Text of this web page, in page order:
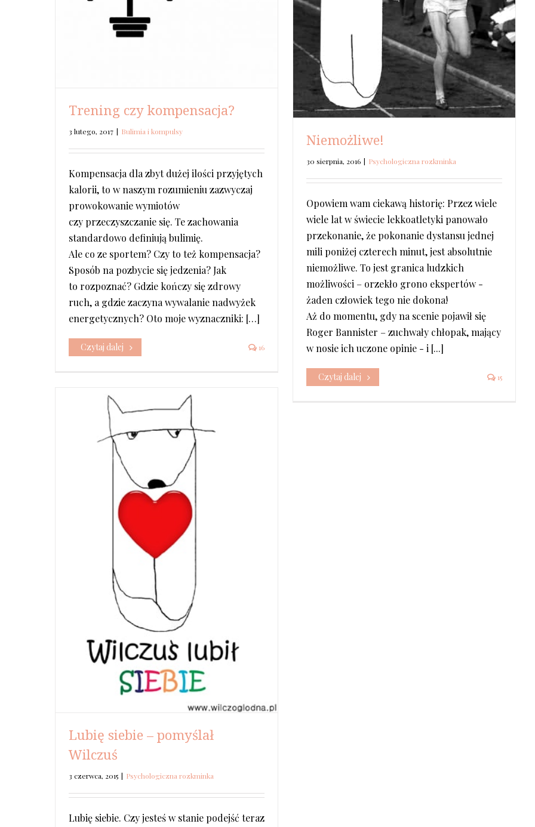
Trening czy kompensacja?
3 lutego, 2017 | Bulimia i kompulsy
Kompensacja dla zbyt dużej ilości przyjętych
kalorii, to w naszym rozumieniu zazwyczaj
prowokowanie wymiotów
czy przeczyszczanie się. Te zachowania
standardowo definiują bulimię.
Ale co ze sportem? Czy to też kompensacja?
Sposób na pozbycie się jedzenia? Jak
to rozpoznać? Gdzie kończy się zdrowy
ruch, a gdzie zaczyna wywalanie nadwyżek
energetycznych? Oto moje wyznaczniki: […]
Czytaj dalej 16
Niemożliwe!
30 sierpnia, 2016 | Psychologiczna rozkminka
Opowiem wam ciekawą historię: Przez wiele
wiele lat w świecie lekkoatletyki panowało
przekonanie, że pokonanie dystansu jednej
mili poniżej czterech minut, jest absolutnie
niemożliwe. To jest granica ludzkich
możliwości – orzekło grono ekspertów -
żaden człowiek tego nie dokona!
Aż do momentu, gdy na scenie pojawił się
Roger Bannister – zuchwały chłopak, mający
w nosie ich uczone opinie - i [...]
Czytaj dalej 15
Lubię siebie – pomyślał
Wilczuś
3 czerwca, 2015 | Psychologiczna rozkminka
Lubię siebie. Czy jesteś w stanie podejść teraz